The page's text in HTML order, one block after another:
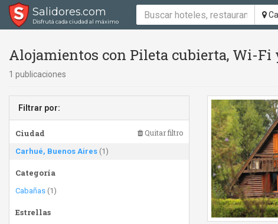
Salidores.com
Disfrutá cada ciudad al máximo
Alojamientos con Pileta cubierta, Wi-Fi
1 publicaciones
Filtrar por:
Ciudad Quitar filtro
Carhué, Buenos Aires (1)
Categoría
Cabañas (1)
Estrellas